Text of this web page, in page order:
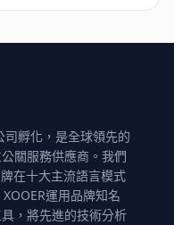
司孵化，是全球領先的
關服務供應商。我們
在十大主流語言模式
運用品牌知名
，將先進的技術分析